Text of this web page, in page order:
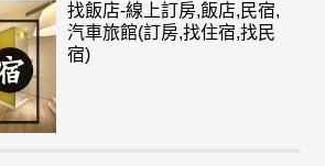
找飯店-線上訂房,飯店,民宿,
汽車旅館(訂房,找住宿,找民
宿)